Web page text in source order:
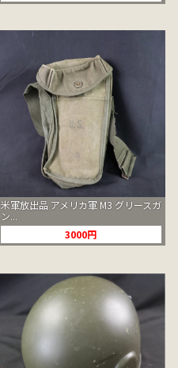
米軍放出品 アメリカ軍 M3 グリースガ
ン...
3000円